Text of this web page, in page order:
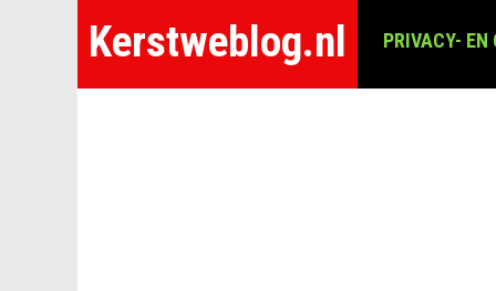
Kerstweblog.nl PRIVACY- EN